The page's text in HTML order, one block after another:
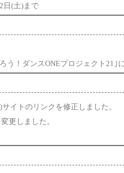
日(土)まで
う！ダンスONEプロジェクト21｣
イトのリンクを修正しました。
更しました。